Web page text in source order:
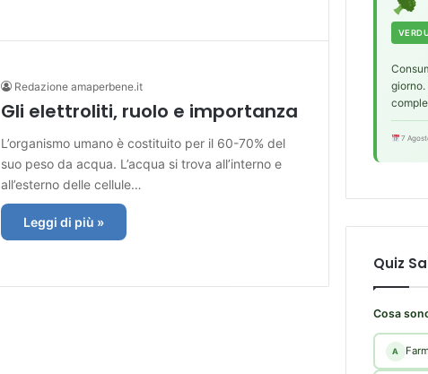
Redazione amaperbene.it
Gli elettroliti, ruolo e importanza
L’organismo umano è costituito per il 60-70% del
suo peso da acqua. L’acqua si trova all’interno e
all’esterno delle cellule…
Leggi di più »
7
Quiz
Cosa
A